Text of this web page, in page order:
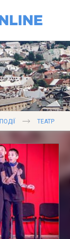
ПОДІЇ ТЕАТР